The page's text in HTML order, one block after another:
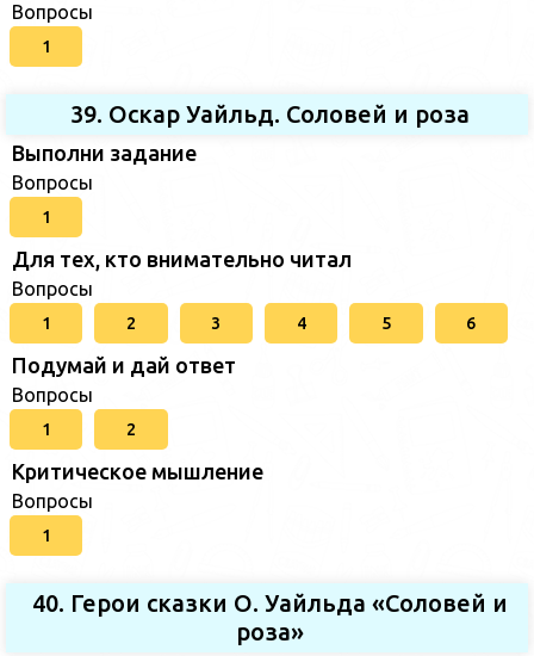
Вопросы
1
39. Оскар Уайльд. Соловей и роза
Выполни задание
Вопросы
1
Для тех, кто внимательно читал
Вопросы
1 2 3 4 5 6
Подумай и дай ответ
Вопросы
1 2
Критическое мышление
Вопросы
1
40. Герои сказки О. Уайльда «Соловей и
роза»